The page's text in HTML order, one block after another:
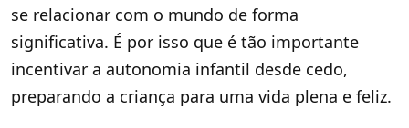
se relacionar com o mundo de forma
significativa. É por isso que é tão importante
incentivar a autonomia infantil desde cedo,
preparando a criança para uma vida plena e feliz.